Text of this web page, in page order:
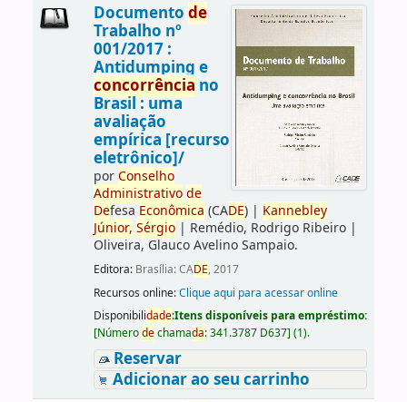
Documento de
Trabalho nº
001/2017 :
Antidumping e
concorrência no
Brasil : uma
avaliação
empírica [recurso
eletrônico]/
porConselho
Administrativo de
Defesa Econômica (CADE)| Kannebley
Júnior, Sérgio| Remédio, Rodrigo Ribeiro|
Oliveira, Glauco Avelino Sampaio.
Editora: Brasília: CADE, 2017
Recursos online:Clique aqui para acessar online
Disponibilidade:Itens disponíveis para empréstimo:
[Númerodechamada:341.3787 D637] (1).
Reservar
Adicionar ao seu carrinho